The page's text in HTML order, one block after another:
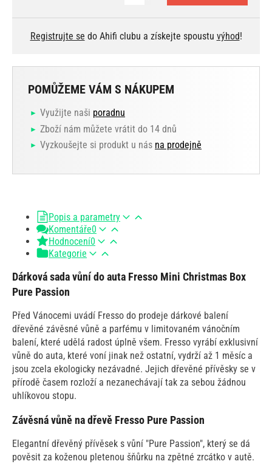
Registrujte se do Ahifi clubu a získejte spoustu výhod!
POMŮŽEME VÁM S NÁKUPEM
Využijte naši poradnu
Zboží nám můžete vrátit do 14 dnů
Vyzkoušejte si produkt u nás na prodejně
Popis a parametry
Komentáře0
Hodnocení0
Kategorie
Dárková sada vůní do auta Fresso Mini Christmas Box
Pure Passion
Před Vánocemi uvádí Fresso do prodeje dárkové balení
dřevěné závěsné vůně a parfému v limitovaném vánočním
balení, které udělá radost úplně všem. Fresso vyrábí exklusivní
vůně do auta, které voní jinak než ostatní, vydrží až 1 měsíc a
jsou zcela ekologicky nezávadné. Jejich dřevěné přívěsky se v
přírodě časem rozloží a nezanechávají tak za sebou žádnou
uhlíkovou stopu.
Závěsná vůně na dřevě Fresso Pure Passion
Elegantní dřevěný přívěsek s vůní "Pure Passion", který se dá
pověsit za koženou pletenou šňůrku na zpětné zrcátko v autě.